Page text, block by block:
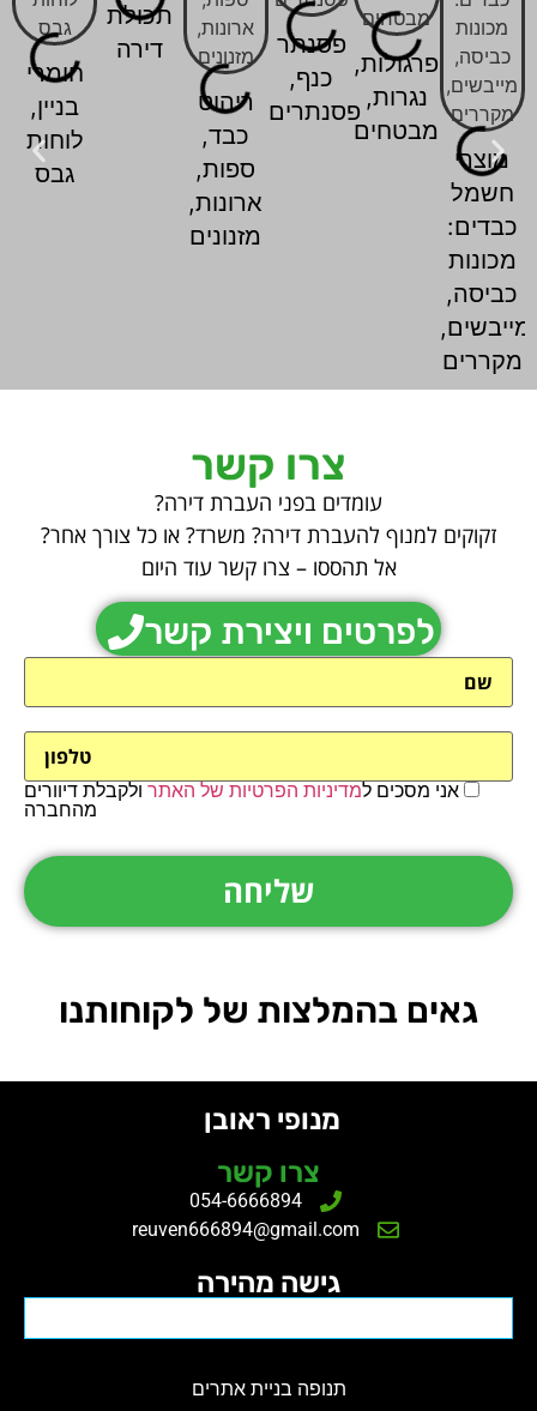
חומרי
בניין,
לוחות
גבס
תכולת
דירה
ריהוט
כבד,
ספות,
ארונות,
מזנונים
פסנתר
כנף,
פסנתרים
פרגולות,
נגרות,
מבטחים
מוצרי
חשמל
כבדים:
מכונות
כביסה,
מייבשים,
מקררים
צרו קשר
עומדים בפני העברת דירה?
זקוקים למנוף להעברת דירה? משרד? או כל צורך אחר?
אל תהססו – צרו קשר עוד היום
לפרטים ויצירת קשר
אני מסכים למדיניות הפרטיות של האתר ולקבלת דיוורים
מהחברה
גאים בהמלצות של לקוחותנו
מנופי ראובן
צרו קשר
054-6666894
reuven666894@gmail.com
גישה מהירה
תנופה בניית אתרים